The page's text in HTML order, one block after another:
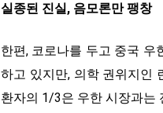
실종된 진실, 음모론만 팽창
한편, 코로나를 두고 중국 우
하고 있지만, 의학 권위지인
환자의 1/3은 우한 시장과는